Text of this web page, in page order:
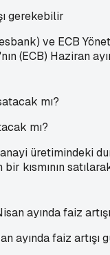
gerekebilir
ve ECB
(ECB) Haziran
mı?
üretimindeki
bir kısmının
ayında faiz artışı